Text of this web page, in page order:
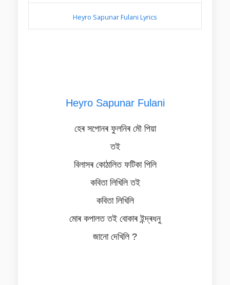
Heyro Sapunar Fulani Lyrics
Heyro Sapunar Fulani
হেৰ সপোনৰ ফুলনিৰ মৌ পিয়া
তই
বিলাসৰ কোঠালিত ফটিকা পিলি
কবিতা লিখিলি তই
কবিতা লিখিলি
মোৰ কপালত তই বোকাৰ ইন্দ্ৰধনু
জানো দেখিলি ?